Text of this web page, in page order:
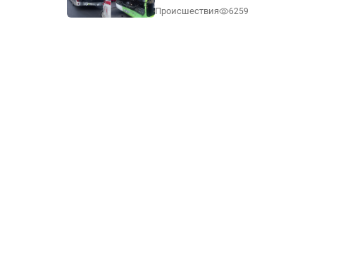
Происшествия 6259